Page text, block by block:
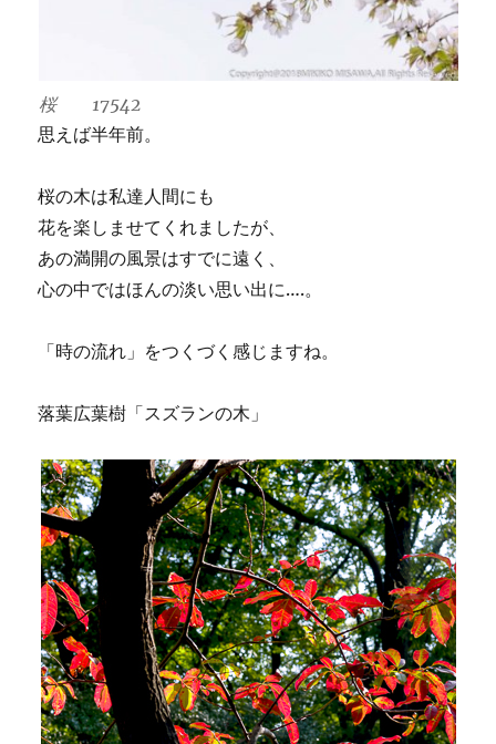
桜 17542
思えば半年前。
桜の木は私達人間にも
花を楽しませてくれましたが、
あの満開の風景はすでに遠く、
心の中ではほんの淡い思い出に….。
「時の流れ」をつくづく感じますね。
落葉広葉樹「スズランの木」